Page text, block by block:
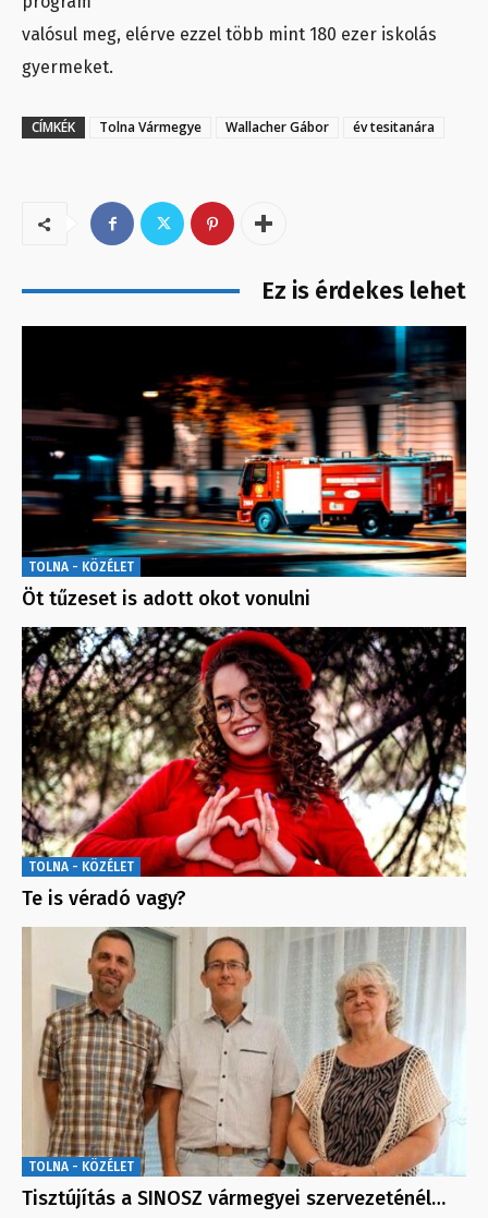
valósul meg, elérve ezzel több mint 180 ezer iskolás
gyermeket.
CÍMKÉK Tolna Vármegye Wallacher Gábor év tesitanára
Ez is érdekes lehet
TOLNA - KÖZÉLET
Öt tűzeset is adott okot vonulni
TOLNA - KÖZÉLET
Te is véradó vagy?
TOLNA - KÖZÉLET
Tisztújítás a SINOSZ vármegyei szervezeténél…